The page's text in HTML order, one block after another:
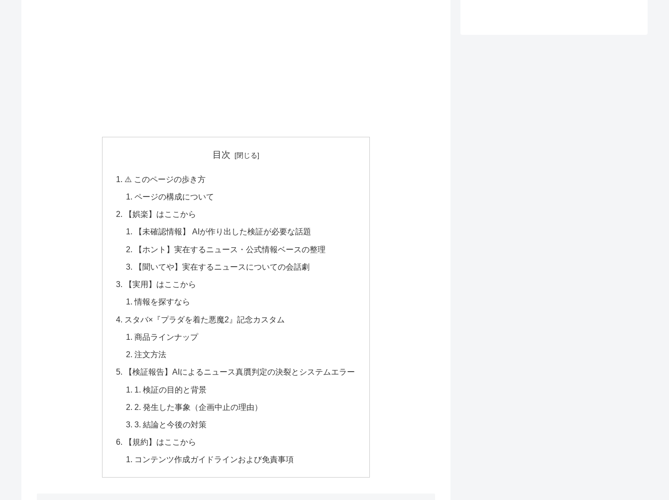
目次
⚠️ このページの歩き方
ページの構成について
【娯楽】はここから
【未確認情報】 AIが作り出した検証が必要な話題
【ホント】実在するニュース・公式情報ベースの整理
【聞いてや】実在するニュースについての会話劇
【実用】はここから
情報を探すなら
スタバ×『プラダを着た悪魔2』記念カスタム
商品ラインナップ
注文方法
【検証報告】AIによるニュース真贋判定の決裂とシステムエラー
1. 検証の目的と背景
2. 発生した事象（企画中止の理由）
3. 結論と今後の対策
【規約】はここから
コンテンツ作成ガイドラインおよび免責事項